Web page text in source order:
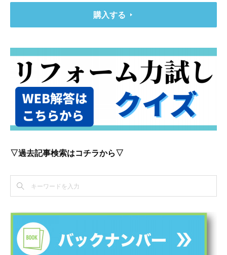
購入する
▽過去記事検索はコチラから▽